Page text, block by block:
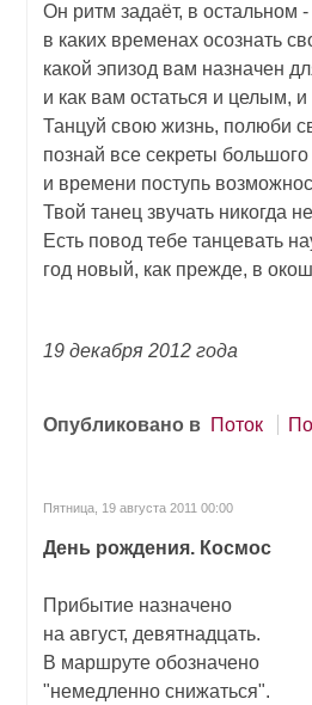
Он ритм задаёт, в остальном -
в каких временах осознать
какой эпизод вам назначен
и как вам остаться и целым, и
Танцуй свою жизнь, полюби
познай все секреты большого
и времени поступь
Твой танец звучать никогда
Есть повод тебе танцевать
год новый, как прежде, в
19 декабря 2012 года
Опубликовано в Поток
Пятница, 19 августа 2011 00:00
День рождения. Космос
Прибытие назначено
на август, девятнадцать.
В маршруте обозначено
"немедленно снижаться".